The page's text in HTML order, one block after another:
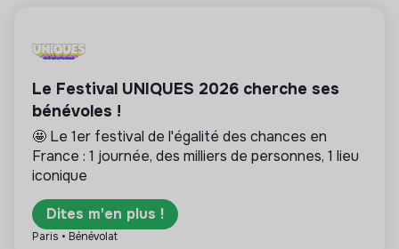
Le Festival UNIQUES 2026 cherche ses
bénévoles !
🤩 Le 1er festival de l'égalité des chances en
France : 1 journée, des milliers de personnes, 1 lieu
iconique
Dites m'en plus !
Paris • Bénévolat